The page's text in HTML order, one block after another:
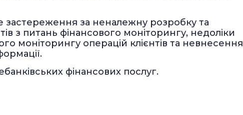
застереження за неналежну розробку та
з питань фінансового моніторингу, недоліки
моніторингу операцій клієнтів та невнесення
фінансових послуг.